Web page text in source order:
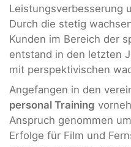
Leistungsverbesserung
Durch die stetig
Kunden im Bereich der
entstand in den letzten
mit perspektivischen
Angefangen in den
personal Training
Anspruch genommen
Erfolge für Film und